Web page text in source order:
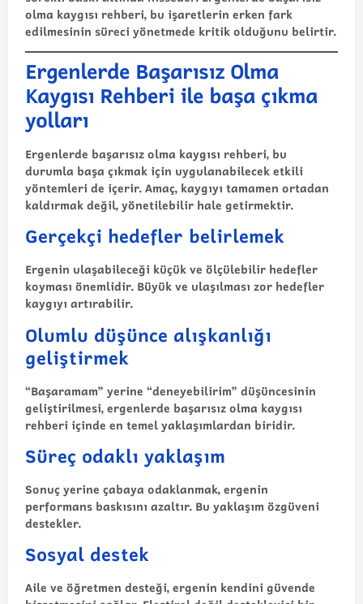
olma kaygısı rehberi, bu işaretlerin erken fark
edilmesinin süreci yönetmede kritik olduğunu belirtir.
Ergenlerde Başarısız Olma
Kaygısı Rehberi ile başa çıkma
yolları
Ergenlerde başarısız olma kaygısı rehberi, bu
durumla başa çıkmak için uygulanabilecek etkili
yöntemleri de içerir. Amaç, kaygıyı tamamen ortadan
kaldırmak değil, yönetilebilir hale getirmektir.
Gerçekçi hedefler belirlemek
Ergenin ulaşabileceği küçük ve ölçülebilir hedefler
koyması önemlidir. Büyük ve ulaşılması zor hedefler
kaygıyı artırabilir.
Olumlu düşünce alışkanlığı
geliştirmek
“Başaramam” yerine “deneyebilirim” düşüncesinin
geliştirilmesi,ergenlerde başarısız olma kaygısı
rehberi içinde en temel yaklaşımlardan biridir.
Süreç odaklı yaklaşım
Sonuç yerine çabaya odaklanmak, ergenin
performans baskısını azaltır. Bu yaklaşım özgüveni
destekler.
Sosyal destek
Aile ve öğretmen desteği, ergenin kendini güvende